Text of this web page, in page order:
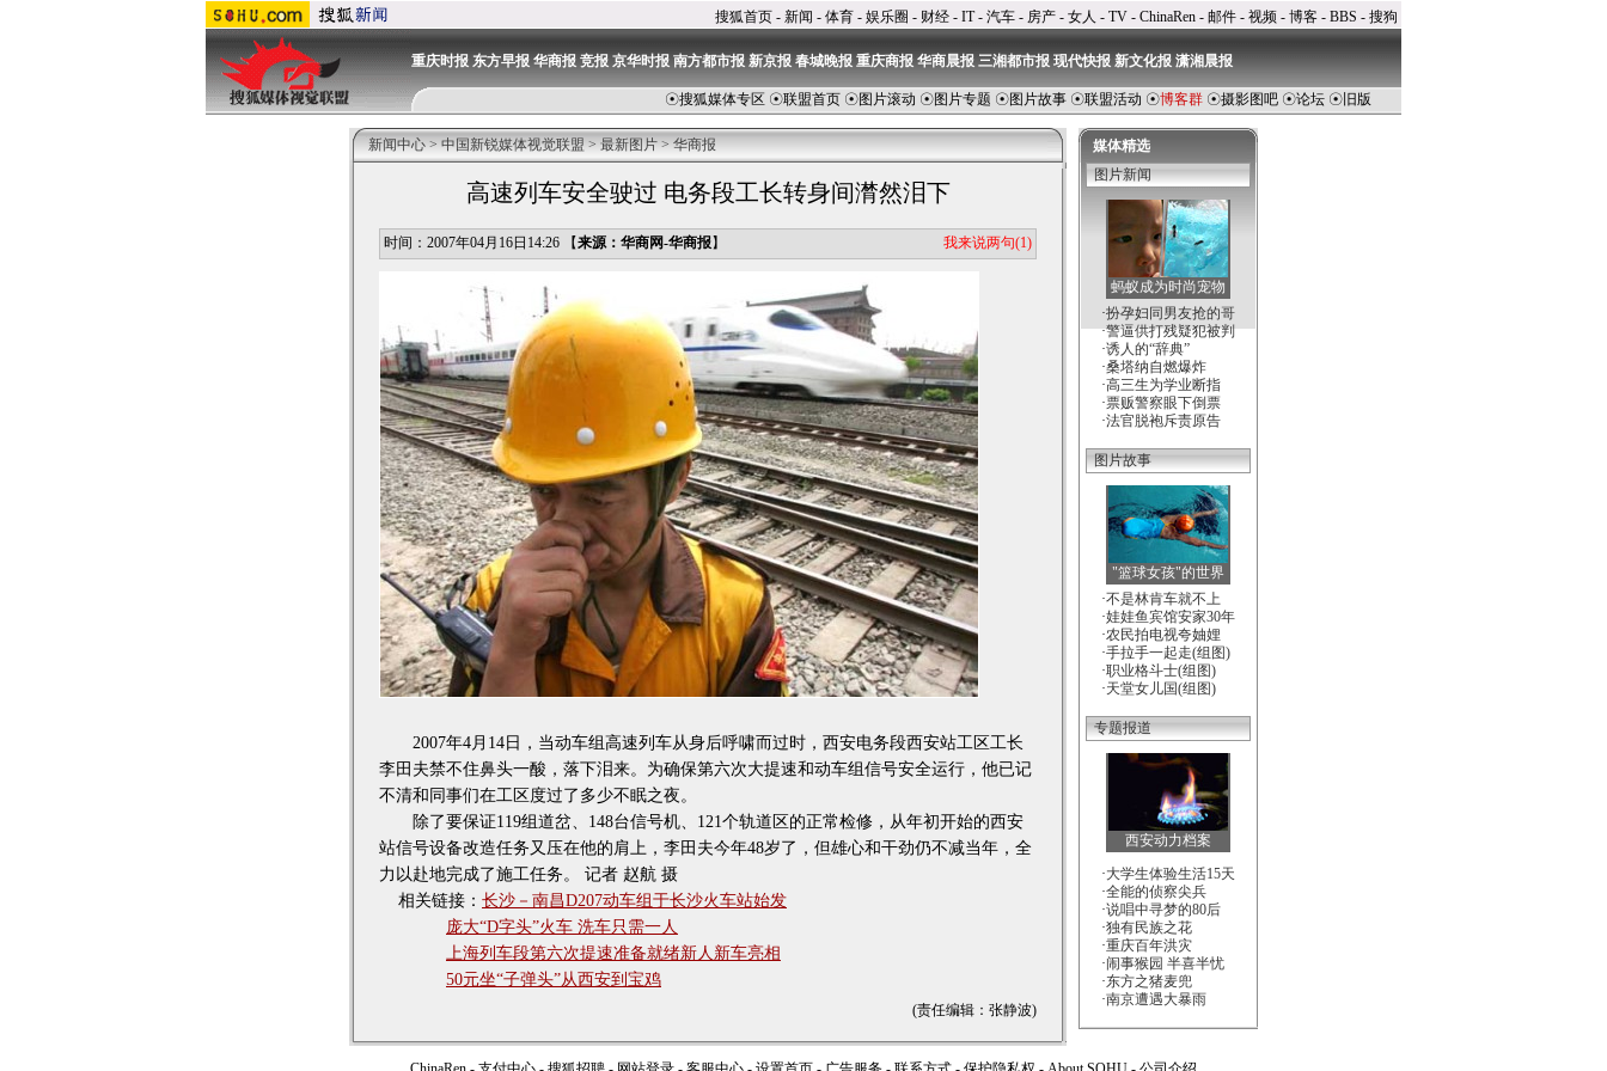
搜狐首页 - 新闻 - 体育 - 娱乐圈 - 财经 - IT- 汽车 - 房产 - 女人 - TV - ChinaRen - 邮件 - 视频 - 博客 - BBS - 搜狗
重庆时报 东方早报 华商报 竞报 京华时报 南方都市报 新京报 春城晚报 重庆商报 华商晨报 三湘都市报 现代快报 新文化报 潇湘晨报
☉搜狐媒体专区 ☉联盟首页 ☉图片滚动 ☉图片专题 ☉图片故事 ☉联盟活动 ☉博客群 ☉摄影图吧 ☉论坛 ☉ 旧版
新闻中心>中国新锐媒体视觉联盟>最新图片>华商报
高速列车安全驶过 电务段工长转身间潸然泪下
时间：2007年04月16日14:26 【来源：华商网-华商报】 我来说两句(1)
2007年4月14日，当动车组高速列车从身后呼啸而过时，西安电务段西安站工区工长
李田夫禁不住鼻头一酸，落下泪来。为确保第六次大提速和动车组信号安全运行，他已记
不清和同事们在工区度过了多少不眠之夜。
除了要保证119组道岔、148台信号机、121个轨道区的正常检修，从年初开始的西安
站信号设备改造任务又压在他的肩上，李田夫今年48岁了，但雄心和干劲仍不减当年，全
力以赴地完成了施工任务。 记者 赵航 摄
相关链接： 长沙－南昌D207动车组于长沙火车站始发
庞大“D字头”火车 洗车只需一人
上海列车段第六次提速准备就绪新人新车亮相
50元坐“子弹头”从西安到宝鸡
(责任编辑：张静波)
媒体精选
图片新闻
蚂蚁成为时尚宠物
·扮孕妇同男友抢的哥
·警逼供打残疑犯被判
·诱人的“辞典”
·桑塔纳自燃爆炸
·高三生为学业断指
·票贩警察眼下倒票
·法官脱袍斥责原告
图片故事
"篮球女孩"的世界
·不是林肯车就不上
·娃娃鱼宾馆安家30年
·农民拍电视夸妯娌
·手拉手一起走(组图)
·职业格斗士(组图)
·天堂女儿国(组图)
专题报道
西安动力档案
·大学生体验生活15天
·全能的侦察尖兵
·说唱中寻梦的80后
·独有民族之花
·重庆百年洪灾
·闹事猴园 半喜半忧
·东方之猪麦兜
·南京遭遇大暴雨